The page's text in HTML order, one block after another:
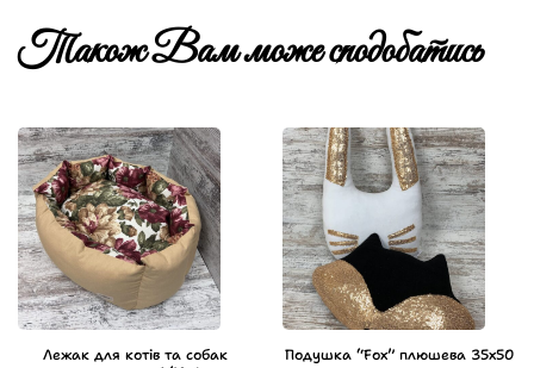
Також Вам може сподобатись
Лежак для котів та собак
Подушка “Fox” плюшева 35х50